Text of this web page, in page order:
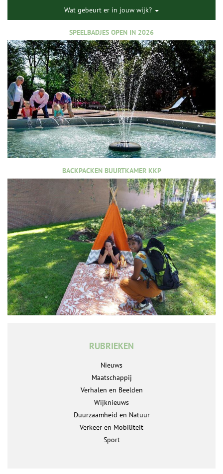
Wat gebeurt er in jouw wijk?
SPEELBADJES OPEN IN 2026
BACKPACKEN BUURTKAMER KKP
RUBRIEKEN
Nieuws
Maatschappij
Verhalen en Beelden
Wijknieuws
Duurzaamheid en Natuur
Verkeer en Mobiliteit
Sport